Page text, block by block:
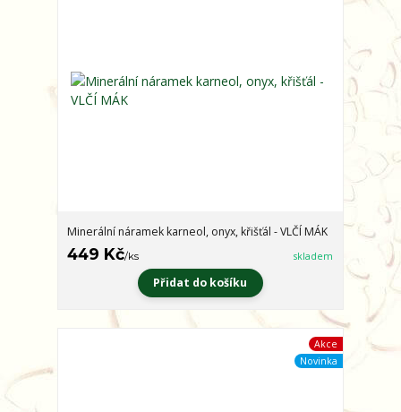
Minerální náramek karneol, onyx, křišťál - VLČÍ MÁK
449 Kč/ks skladem
Přidat do košíku
Akce
Novinka